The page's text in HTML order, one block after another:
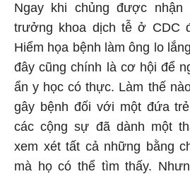
Ngay khi chủng được nhận
trưởng khoa dịch tễ ở CDC
Hiểm họa bệnh làm ông lo
đây cũng chính là cơ hội để
ẩn y học có thực. Làm thế
gây bệnh đối với một đứa
các cộng sự đã dành một
xem xét tất cả những bằng
mà họ có thể tìm thấy.